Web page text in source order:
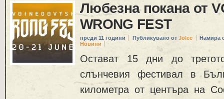
Любезна покана от
WRONG FEST
преди 11 години Публикувано от Jolee
Намира
Новини
Остават 15 дни до
слънчевия фестивал в
километра от центъра на